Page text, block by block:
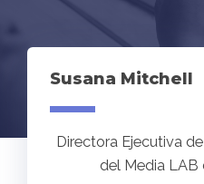
Susana Mitchell
Directora Ejecutiva
del Media LAB